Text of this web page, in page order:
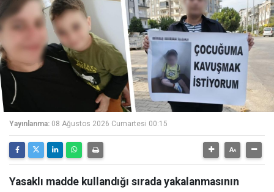
Yayınlanma: 08 Ağustos 2026 Cumartesi 00:15
Yasaklı madde kullandığı sırada yakalanmasının